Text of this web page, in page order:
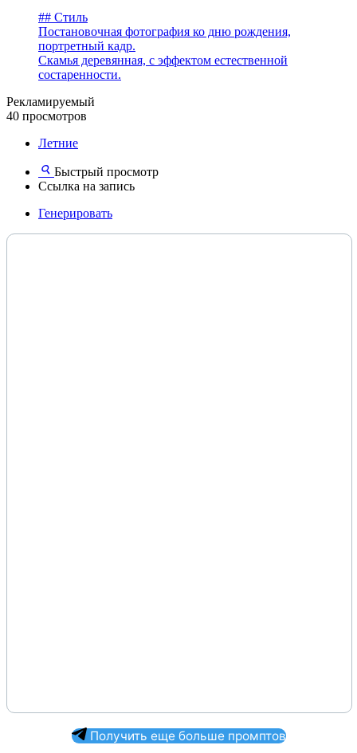
## Стиль
Постановочная фотография ко дню рождения,
портретный кадр.
Скамья деревянная, с эффектом естественной
состаренности.
Рекламируемый
40 просмотров
Летние
Быстрый просмотр
Ссылка на запись
Генерировать
Получить еще больше промптов